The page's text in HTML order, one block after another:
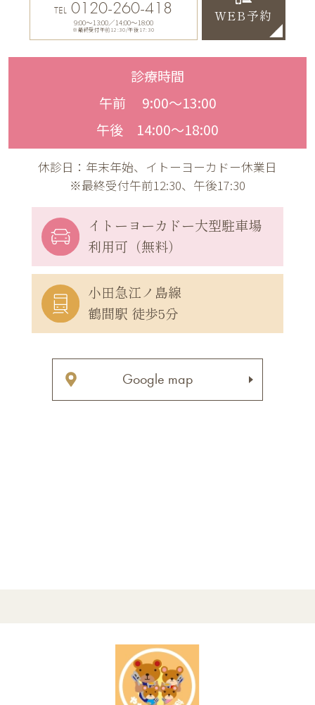
TEL 0120-260-418
9:00〜13:00／14:00〜18:00
※最終受付午前12:30/午後17:30
WEB予約
診療時間
午前 9:00〜13:00
午後 14:00〜18:00
休診日：年末年始、イトーヨーカドー休業日
※最終受付午前12:30、午後17:30
イトーヨーカドー大型駐車場
利用可（無料）
小田急江ノ島線
鶴間駅 徒歩5分
Google map